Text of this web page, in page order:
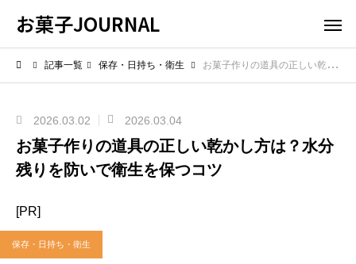
お菓子JOURNAL
記事一覧 保存・日持ち・衛生 お菓子作りの道具の正しい乾かし方は？水分残りを防いで衛生を保つコツ
2026.03.02 2026.03.04
お菓子作りの道具の正しい乾かし方は？水分
残りを防いで衛生を保つコツ
[PR]
保存・日持ち・衛生